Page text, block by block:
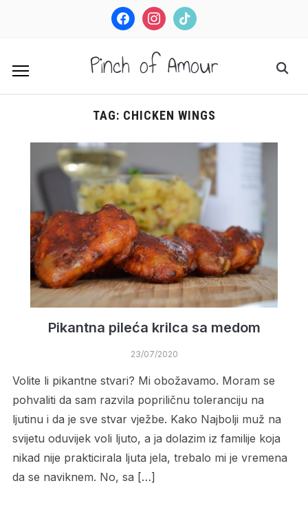
facebookinstagramtiktok
Pinch of Amour
TAG: CHICKEN WINGS
Pikantna pileća krilca sa medom
23/07/2020
Volite li pikantne stvari? Mi obožavamo. Moram se
pohvaliti da sam razvila popriličnu toleranciju na
ljutinu i da je sve stvar vježbe. Kako Najbolji muž na
svijetu oduvijek voli ljuto, a ja dolazim iz familije koja
nikad nije prakticirala ljuta jela, trebalo mi je vremena
da se naviknem. No, sa […]